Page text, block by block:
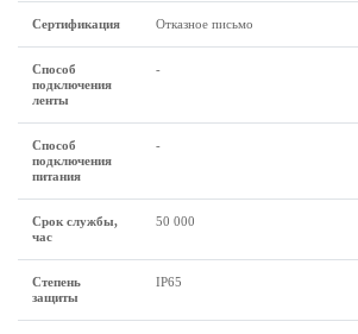
Сертификация Отказное письмо
Способ
подключения
ленты
-
Способ
подключения
питания
-
Срок службы,
час
50 000
Степень
защиты
IP65